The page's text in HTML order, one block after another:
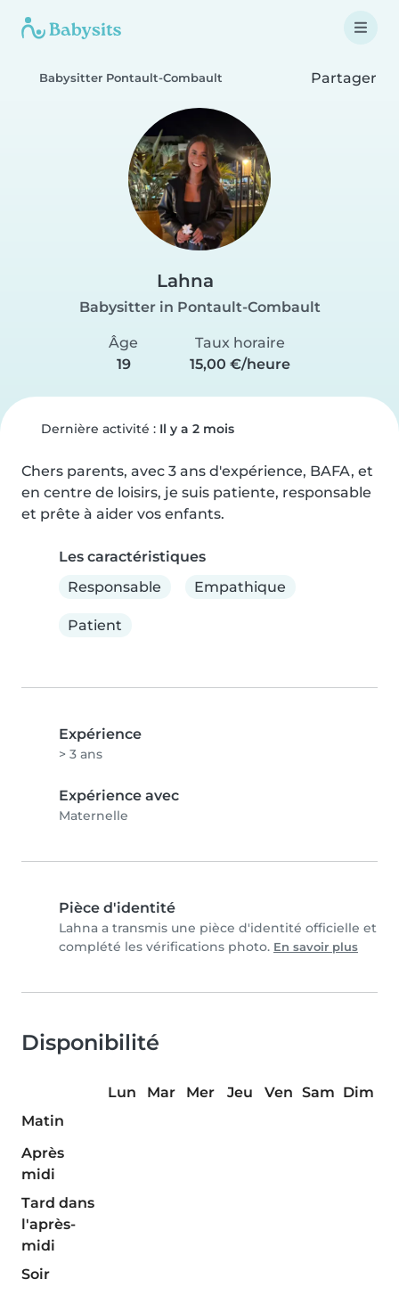
Babysitter Pontault-Combault Partager
Lahna
Babysitter in Pontault-Combault
Âge
19
Taux horaire
15,00 €/heure
Dernière activité : Il y a 2 mois
Chers parents, avec 3 ans d'expérience, BAFA, et
en centre de loisirs, je suis patiente, responsable
et prête à aider vos enfants.
Les caractéristiques
Responsable
Empathique
Patient
Expérience
> 3 ans
Expérience avec
Maternelle
Pièce d'identité
Lahna a transmis une pièce d'identité officielle et
complété les vérifications photo. En savoir plus
Disponibilité
Lun Mar Mer Jeu Ven Sam Dim
Matin
Après
midi
Tard dans
l'après-
midi
Soir